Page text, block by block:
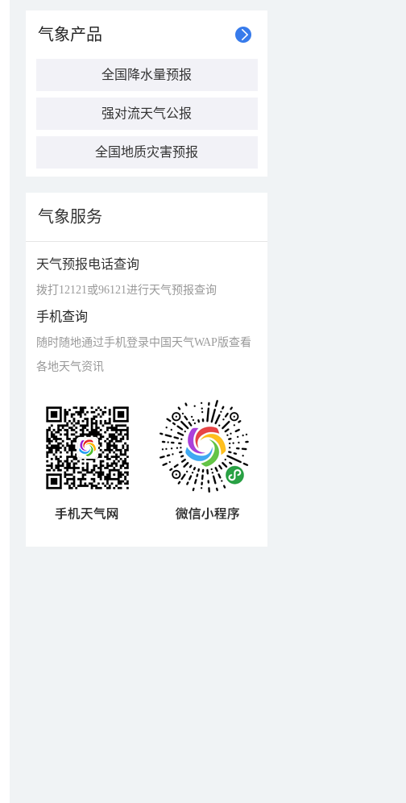
气象产品
全国降水量预报
强对流天气公报
全国地质灾害预报
气象服务
天气预报电话查询
拨打12121或96121进行天气预报查询
手机查询
随时随地通过手机登录中国天气WAP版查看
各地天气资讯